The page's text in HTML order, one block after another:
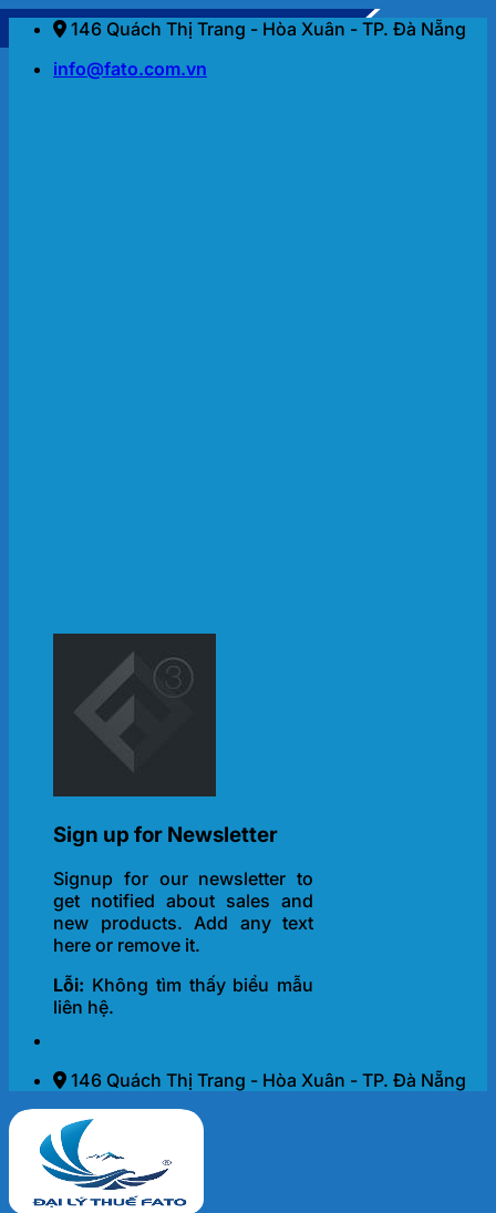
qua
146 Quách Thị Trang - Hòa Xuân - TP. Đà Nẵng
info@fato.com.vn
Sign up for Newsletter
Signup for our newsletter to
get notified about sales and
new products. Add any text
here or remove it.
Lỗi: Không tìm thấy biểu mẫu
liên hệ.
146 Quách Thị Trang - Hòa Xuân - TP. Đà Nẵng